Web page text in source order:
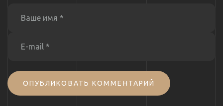
ОПУБЛИКОВАТЬ КОММЕНТАРИЙ